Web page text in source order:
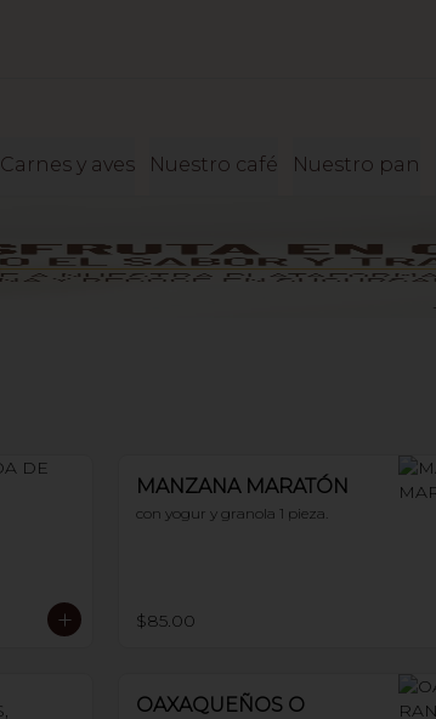
Carnes y aves Nuestro café Nuestro pan
MANZANA MARATÓN
con yogur y granola 1 pieza.
$85.00
OAXAQUEÑOS O